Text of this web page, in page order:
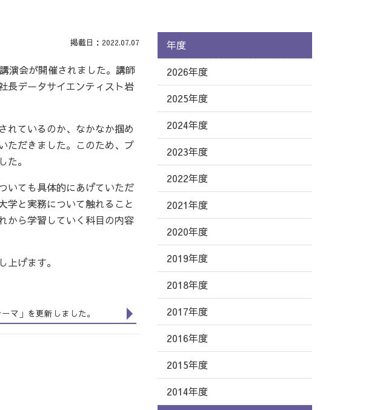
掲載日：2022.07.07
演会が開催されました。講師
長データサイエンティスト岩
れているのか、なかなか掴め
ただきました。このため、プ
。
いても具体的にあげていただ
学と実務について触れること
から学習していく科目の内容
げます。
マ」を更新しました。
年度
2026年度
2025年度
2024年度
2023年度
2022年度
2021年度
2020年度
2019年度
2018年度
2017年度
2016年度
2015年度
2014年度